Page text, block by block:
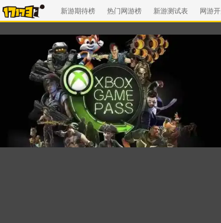
新游期待榜 热门网游榜 新游测试表 网游